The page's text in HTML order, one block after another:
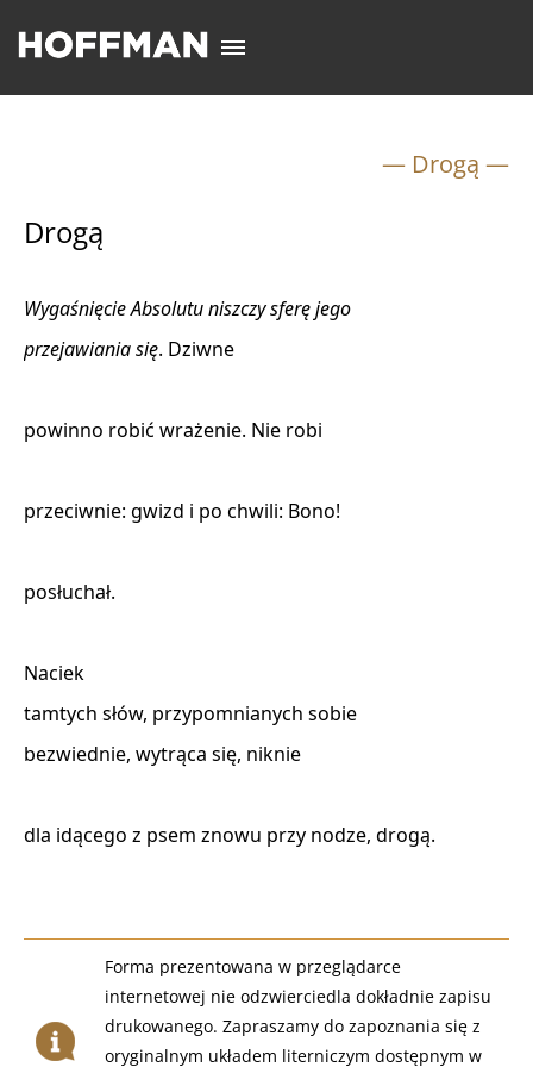
— Drogą —
Drogą
Wygaśnięcie Absolutu niszczy sferę jego
przejawiania się. Dziwne
powinno robić wrażenie. Nie robi
przeciwnie: gwizd i po chwili: Bono!
posłuchał.
Naciek
tamtych słów, przypomnianych sobie
bezwiednie, wytrąca się, niknie
dla idącego z psem znowu przy nodze, drogą.
Forma prezentowana w przeglądarce
internetowej nie odzwierciedla dokładnie zapisu
drukowanego. Zapraszamy do zapoznania się z
oryginalnym układem literniczym dostępnym w